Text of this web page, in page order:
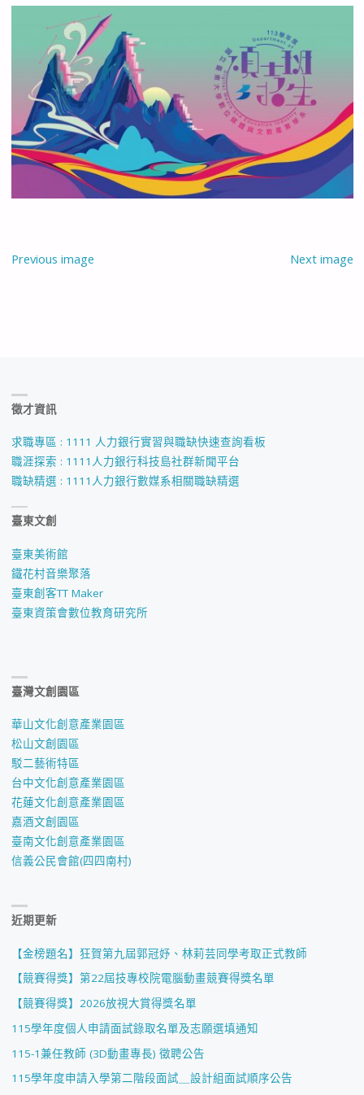
Previous image Next image
徵才資訊
求職專區 : 1111 人力銀行實習與職缺快速查詢看板
職涯探索 : 1111人力銀行科技島社群新聞平台
職缺精選 : 1111人力銀行數媒系相關職缺精選
臺東文創
臺東美術館
鐵花村音樂聚落
臺東創客TT Maker
臺東資策會數位教育研究所
臺灣文創園區
華山文化創意產業園區
松山文創園區
駁二藝術特區
台中文化創意產業園區
花蓮文化創意產業園區
嘉酒文創園區
臺南文化創意產業園區
信義公民會館(四四南村)
近期更新
【金榜題名】狂賀第九屆郭冠妤、林莉芸同學考取正式教師
【競賽得獎】第22屆技專校院電腦動畫競賽得獎名單
【競賽得獎】2026放視大賞得獎名單
115學年度個人申請面試錄取名單及志願選填通知
115-1兼任教師 (3D動畫專長) 徵聘公告
115學年度申請入學第二階段面試＿設計組面試順序公告